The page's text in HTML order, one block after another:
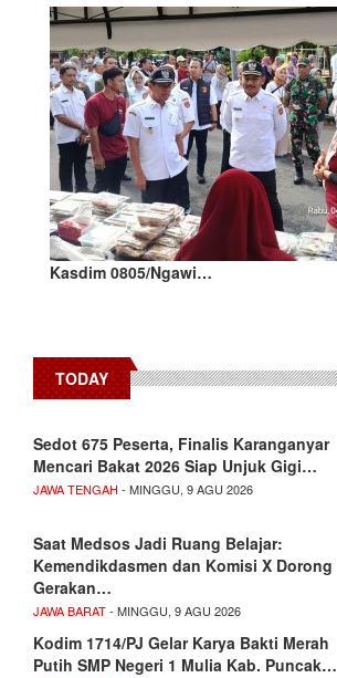
Kasdim 0805/Ngawi…
TODAY
Sedot 675 Peserta, Finalis Karanganyar
Mencari Bakat 2026 Siap Unjuk Gigi…
JAWA TENGAH - MINGGU, 9 AGU 2026
Saat Medsos Jadi Ruang Belajar:
Kemendikdasmen dan Komisi X Dorong
Gerakan…
JAWA BARAT- MINGGU, 9 AGU 2026
Kodim 1714/PJ Gelar Karya Bakti Merah
Putih SMP Negeri 1 Mulia Kab. Puncak…